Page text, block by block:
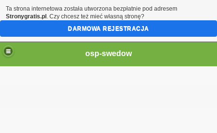
osp-swedow
Ta strona internetowa została utworzona bezpłatnie pod adresem
Stronygratis.pl . Czy chcesz też mieć własną stronę?
DARMOWA REJESTRACJA